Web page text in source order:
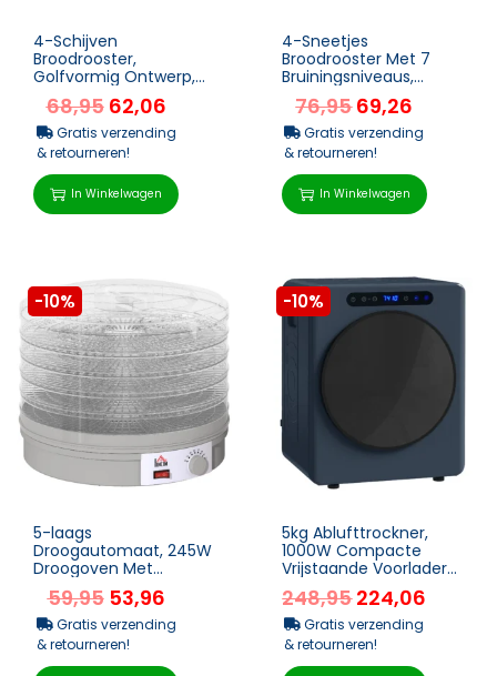
4-Schijven
Broodrooster,
Golfvormig Ontwerp,
Meerdere Functies,
Kruimellade, Zwart
68,95 62,06
Gratis verzending
& retourneren!
In Winkelwagen
4-Sneetjes
Broodrooster Met 7
Bruiningsniveaus,
Opwarm-, Ontdooi- En
Annuleerfunctie
76,9569,26
Gratis verzending
& retourneren!
In Winkelwagen
-10%
5-laags
Droogautomaat, 245W
Droogoven Met
Instelbare
Temperatuurregeling,
Grijs
59,95 53,96
Gratis verzending
& retourneren!
-10%
5kg Ablufttrockner,
1000W Compacte
Vrijstaande Voorlader
Wasdroger Met
Roestvrijstalen
Trommel, Time...
248,95224,06
Gratis verzending
& retourneren!